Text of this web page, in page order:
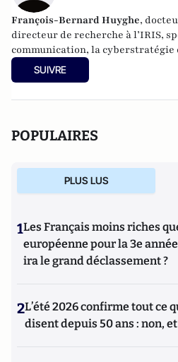
François-Bernard Huyghe,
directeur de recherche à l’IRIS,
communication, la cyberstratégie
économique, derniers livres : «
idéologique » (le Cerf 2021) et «
SUIVRE
POPULAIRES
PLUS LUS
1Les Français moins riches
européenne pour la 3e
ira le grand déclassement ?
2L’été 2026 confirme tout ce
disent depuis 50 ans : non,